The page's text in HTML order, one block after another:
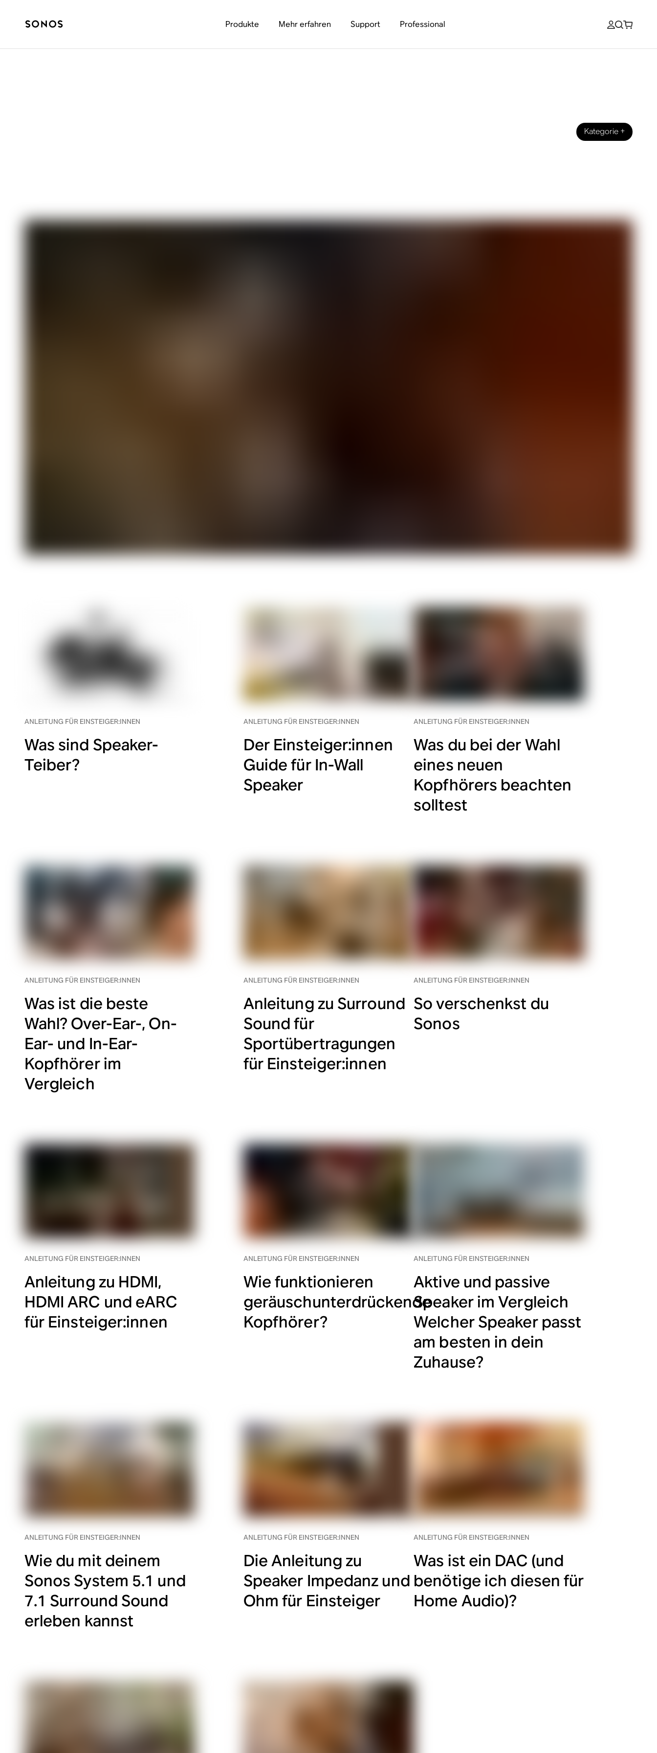
Produkte Mehr erfahren Support Professional
Kategorie +
ANLEITUNG FÜR EINSTEIGER:INNEN
Was sind Speaker-
Teiber?
ANLEITUNG FÜR EINSTEIGER:INNEN
Der Einsteiger:innen
Guide für In-Wall
Speaker
ANLEITUNG FÜR EINSTEIGER:INNEN
Was du bei der Wahl
eines neuen
Kopfhörers beachten
solltest
ANLEITUNG FÜR EINSTEIGER:INNEN
Was ist die beste
Wahl? Over-Ear-, On-
Ear- und In-Ear-
Kopfhörer im
Vergleich
ANLEITUNG FÜR EINSTEIGER:INNEN
Anleitung zu Surround
Sound für
Sportübertragungen
für Einsteiger:innen
ANLEITUNG FÜR EINSTEIGER:INNEN
So verschenkst du
Sonos
ANLEITUNG FÜR EINSTEIGER:INNEN
Anleitung zu HDMI,
HDMI ARC und eARC
für Einsteiger:innen
ANLEITUNG FÜR EINSTEIGER:INNEN
Wie funktionieren
geräuschunterdrückende
Kopfhörer?
ANLEITUNG FÜR EINSTEIGER:INNEN
Aktive und passive
Speaker im Vergleich
Welcher Speaker passt
am besten in dein
Zuhause?
ANLEITUNG FÜR EINSTEIGER:INNEN
Wie du mit deinem
Sonos System 5.1 und
7.1 Surround Sound
erleben kannst
ANLEITUNG FÜR EINSTEIGER:INNEN
Die Anleitung zu
Speaker Impedanz und
Ohm für Einsteiger
ANLEITUNG FÜR EINSTEIGER:INNEN
Was ist ein DAC (und
benötige ich diesen für
Home Audio)?